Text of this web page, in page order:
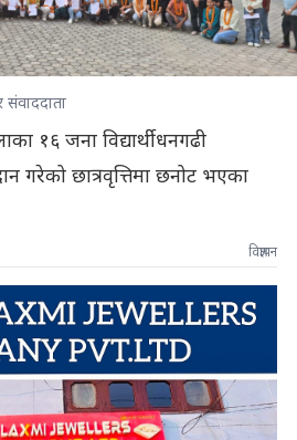
१६ जना विद्यार्थी धनगढी
गरेको छात्रवृत्तिमा छनोट भएका
विज्ञापन